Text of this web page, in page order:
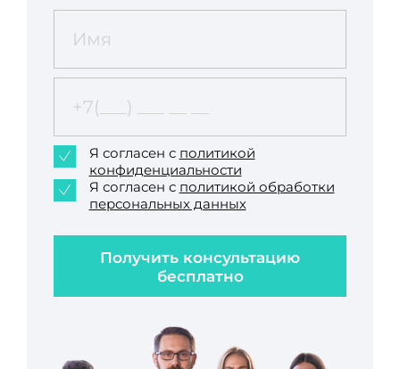
Получить консультацию
бесплатно
Я согласен с политикой
конфиденциальности
Я согласен с политикой обработки
персональных данных